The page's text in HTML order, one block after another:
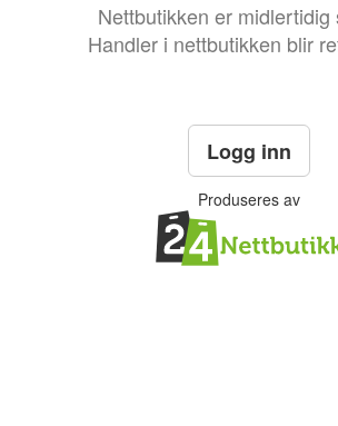
Nettbutikken er midlertidig
Handler i nettbutikken blir
Logg inn
Produseres av